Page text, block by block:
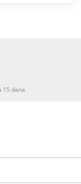
15 dana